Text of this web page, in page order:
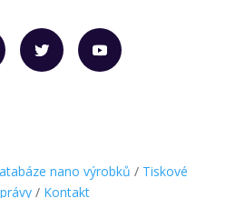
nano výrobků / Tiskové
/ Kontakt